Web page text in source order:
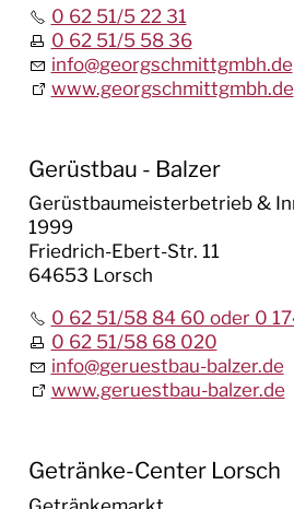
0 62 51/5 22 31
0 62 51/5 58 36
info@georgschmittgmbh.de
www.georgschmittgmbh.de
Gerüstbau - Balzer
Gerüstbaumeisterbetrieb &
1999
Friedrich-Ebert-Str. 11
64653 Lorsch
0 62 51/58 84 60 oder 0
0 62 51/58 68 020
info@geruestbau-balzer.de
www.geruestbau-balzer.de
Getränke-Center Lorsch